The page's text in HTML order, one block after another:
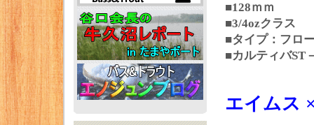
■128ｍｍ
■3/4ozクラス
■タイプ：フロ
■カルティバST
エイムス